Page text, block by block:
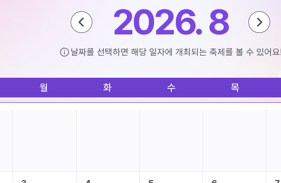
2026. 8
날짜를 선택하면 해당 일자에 개최되는 축제를 볼 수 있어
월 화 수 목